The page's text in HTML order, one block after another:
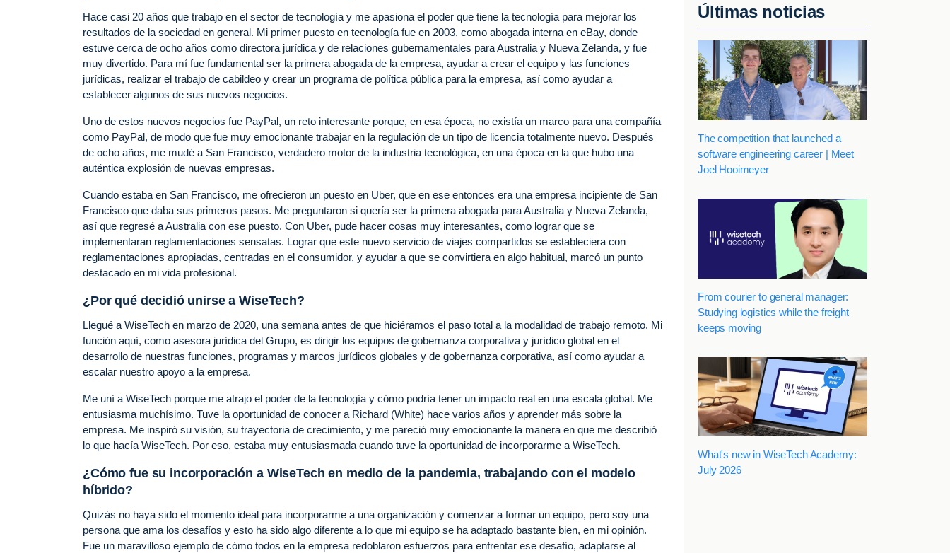
Hace casi 20 años que trabajo en el sector de tecnología y me apasiona el poder que tiene la tecnología para mejorar los
resultados de la sociedad en general. Mi primer puesto en tecnología fue en 2003, como abogada interna en eBay, donde
estuve cerca de ocho años como directora jurídica y de relaciones gubernamentales para Australia y Nueva Zelanda, y fue
muy divertido. Para mí fue fundamental ser la primera abogada de la empresa, ayudar a crear el equipo y las funciones
jurídicas, realizar el trabajo de cabildeo y crear un programa de política pública para la empresa, así como ayudar a
establecer algunos de sus nuevos negocios.
Uno de estos nuevos negocios fue PayPal, un reto interesante porque, en esa época, no existía un marco para una compañía
como PayPal, de modo que fue muy emocionante trabajar en la regulación de un tipo de licencia totalmente nuevo. Después
de ocho años, me mudé a San Francisco, verdadero motor de la industria tecnológica, en una época en la que hubo una
auténtica explosión de nuevas empresas.
Cuando estaba en San Francisco, me ofrecieron un puesto en Uber, que en ese entonces era una empresa incipiente de San
Francisco que daba sus primeros pasos. Me preguntaron si quería ser la primera abogada para Australia y Nueva Zelanda,
así que regresé a Australia con ese puesto. Con Uber, pude hacer cosas muy interesantes, como lograr que se
implementaran reglamentaciones sensatas. Lograr que este nuevo servicio de viajes compartidos se estableciera con
reglamentaciones apropiadas, centradas en el consumidor, y ayudar a que se convirtiera en algo habitual, marcó un punto
destacado en mi vida profesional.
¿Por qué decidió unirse a WiseTech?
Llegué a WiseTech en marzo de 2020, una semana antes de que hiciéramos el paso total a la modalidad de trabajo remoto. Mi
función aquí, como asesora jurídica del Grupo, es dirigir los equipos de gobernanza corporativa y jurídico global en el
desarrollo de nuestras funciones, programas y marcos jurídicos globales y de gobernanza corporativa, así como ayudar a
escalar nuestro apoyo a la empresa.
Me uní a WiseTech porque me atrajo el poder de la tecnología y cómo podría tener un impacto real en una escala global. Me
entusiasma muchísimo. Tuve la oportunidad de conocer a Richard (White) hace varios años y aprender más sobre la
empresa. Me inspiró su visión, su trayectoria de crecimiento, y me pareció muy emocionante la manera en que me describió
lo que hacía WiseTech. Por eso, estaba muy entusiasmada cuando tuve la oportunidad de incorporarme a WiseTech.
¿Cómo fue su incorporación a WiseTech en medio de la pandemia, trabajando con el modelo
híbrido?
Quizás no haya sido el momento ideal para incorporarme a una organización y comenzar a formar un equipo, pero soy una
persona que ama los desafíos y esto ha sido algo diferente a lo que mi equipo se ha adaptado bastante bien, en mi opinión.
Fue un maravilloso ejemplo de cómo todos en la empresa redoblaron esfuerzos para enfrentar ese desafío, adaptarse al
Últimas noticias
The competition that launched a
software engineering career | Meet
Joel Hooimeyer
From courier to general manager:
Studying logistics while the freight
keeps moving
What's new in WiseTech Academy:
July 2026